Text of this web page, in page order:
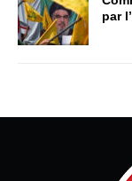
par